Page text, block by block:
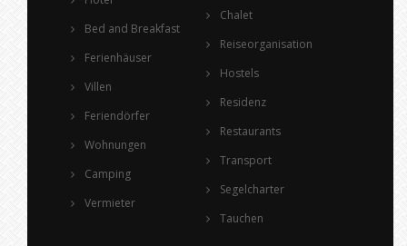
Bed and Breakfast
Ferienhäuser
Villen
Feriendörfer
Wohnungen
Camping
Vermieter
Chalet
Reiseorganisation
Hostels
Residenz
Restaurants
Transport
Segelcharter
Tauchen